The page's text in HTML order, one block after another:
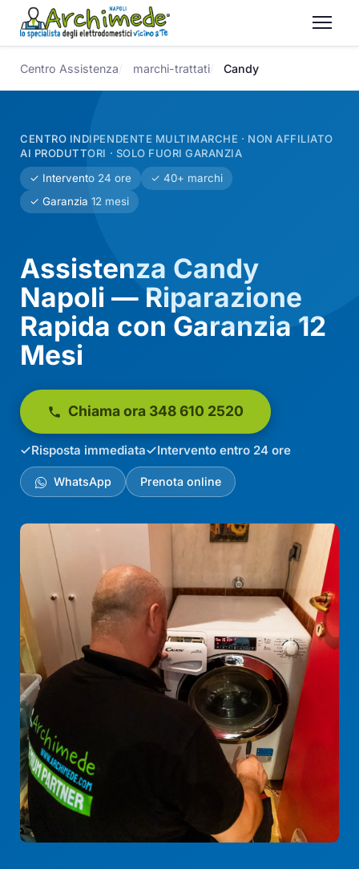
Centro Assistenza marchi-trattati Candy
CENTRO INDIPENDENTE MULTIMARCHE · NON AFFILIATO
AI PRODUTTORI · SOLO FUORI GARANZIA
✓ Intervento 24 ore
✓ 40+ marchi
✓ Garanzia 12 mesi
Assistenza Candy
Napoli — Riparazione
Rapida con Garanzia 12
Mesi
Chiama ora 348 610 2520
Risposta immediata Intervento entro 24 ore
WhatsApp Prenota online